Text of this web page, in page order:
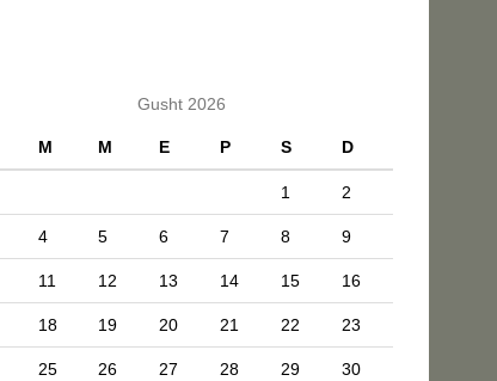
Gusht 2026
M M E P S D
1 2
4 5 6 7 8 9
11 12 13 14 15 16
18 19 20 21 22 23
25 26 27 28 29 30